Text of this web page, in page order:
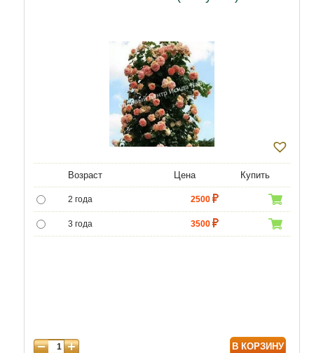
Возраст Цена Купить
2 года 2500
3 года 3500
В КОРЗИНУ